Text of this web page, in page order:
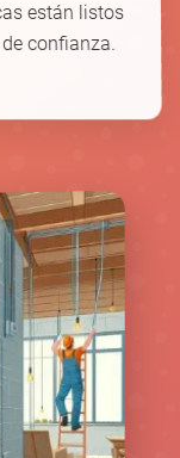
🛠️
🔋
están listos
confianza.